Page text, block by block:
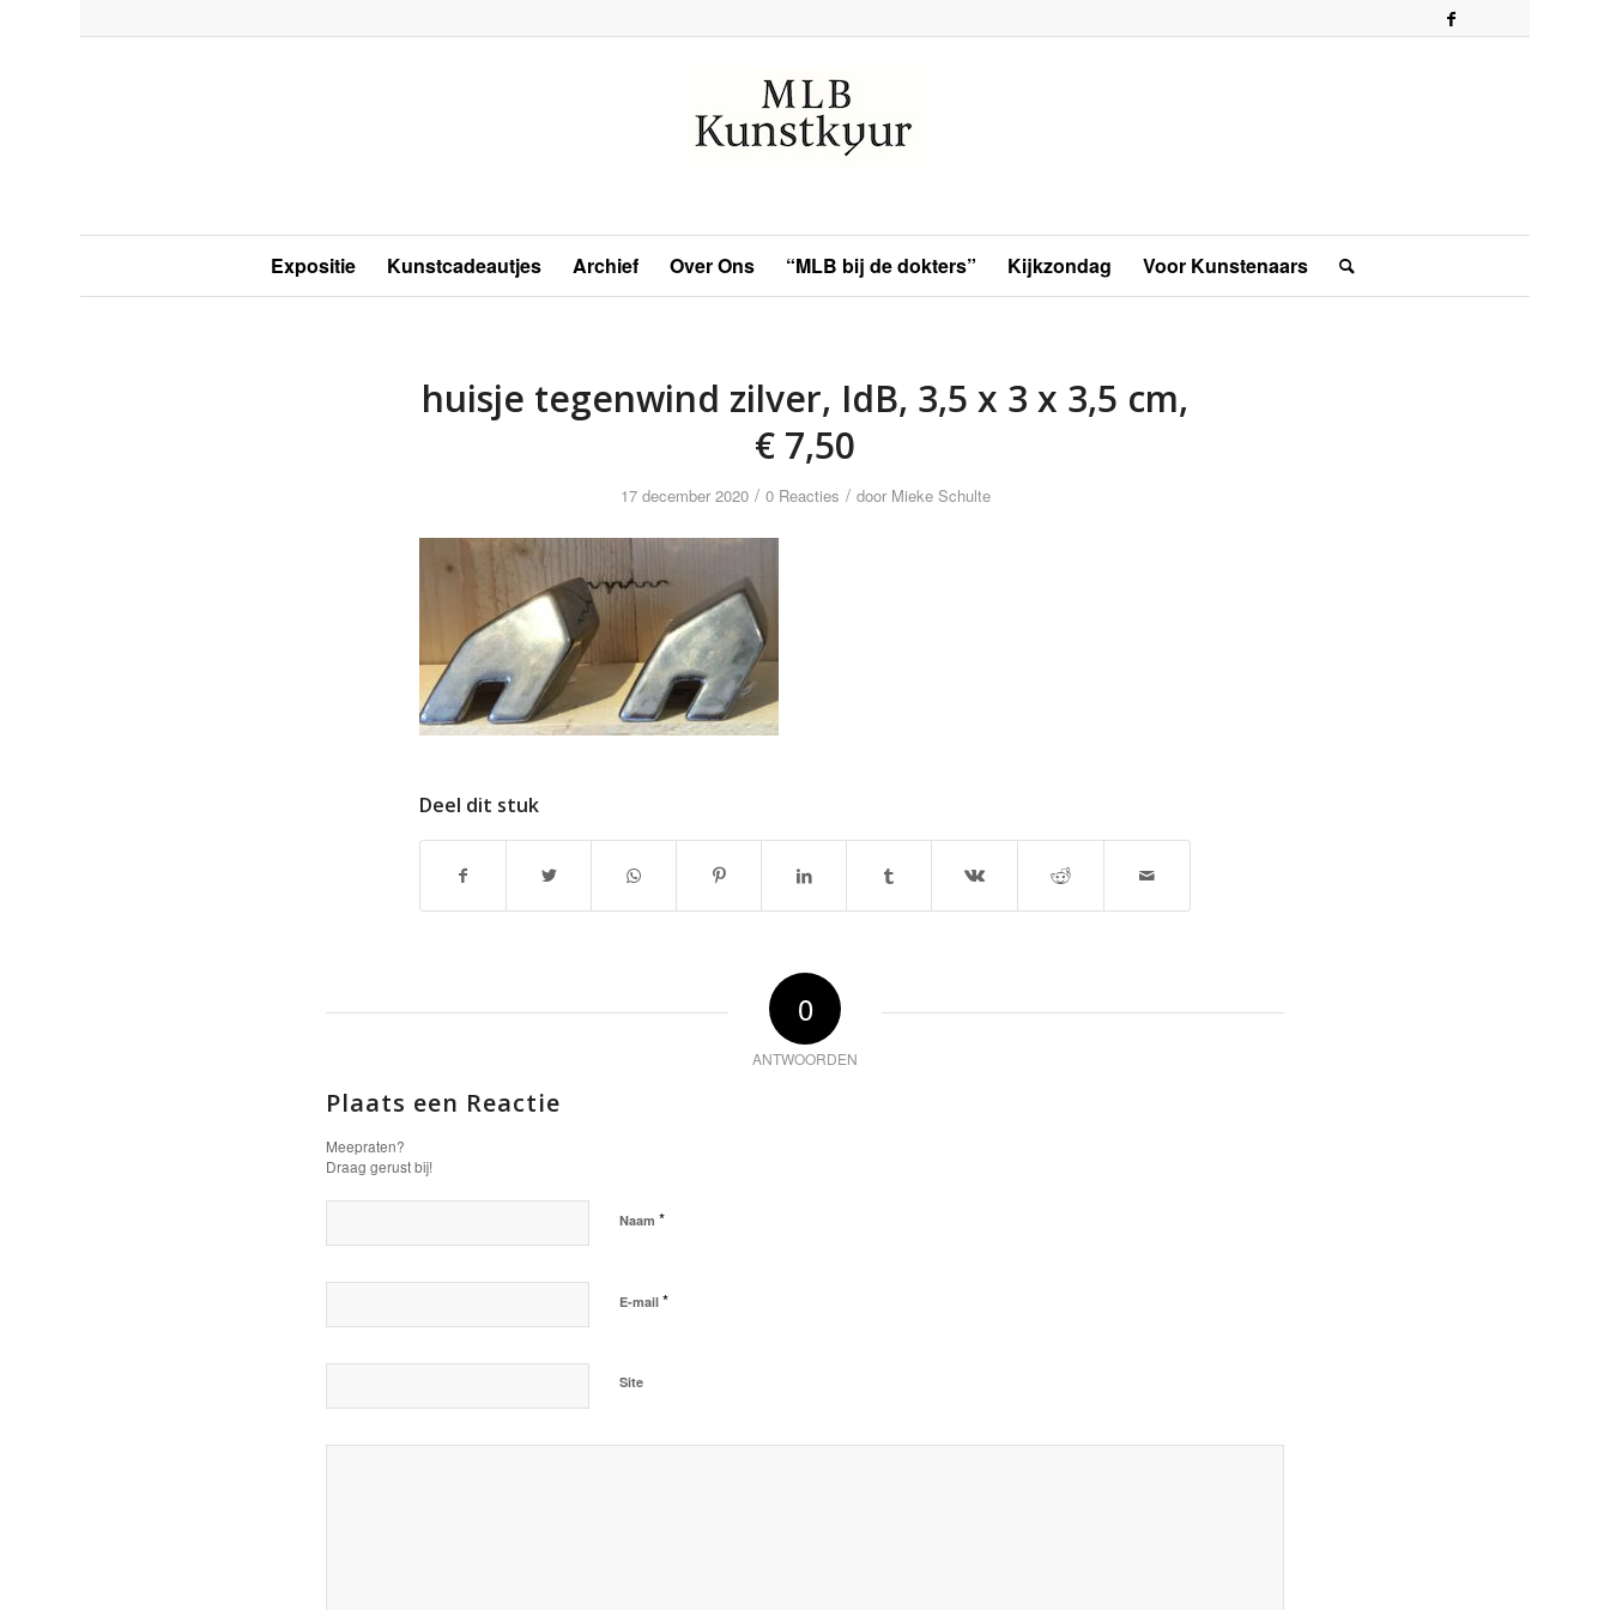
Expositie Kunstcadeautjes Archief Over Ons “MLB bij de dokters” Kijkzondag Voor Kunstenaars
huisje tegenwind zilver, IdB, 3,5 x 3 x 3,5 cm,
€ 7,50
17 december 2020 / 0 Reacties / door Mieke Schulte
Deel dit stuk
0
ANTWOORDEN
Plaats een Reactie
Meepraten?
Draag gerust bij!
Naam *
E-mail *
Site